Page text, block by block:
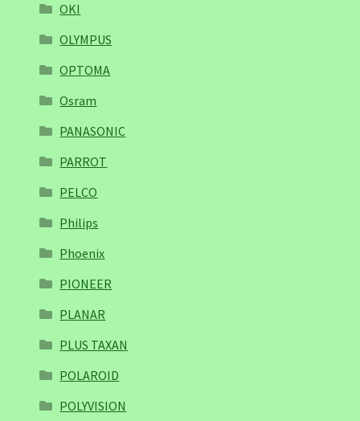
OKI
OLYMPUS
OPTOMA
Osram
PANASONIC
PARROT
PELCO
Philips
Phoenix
PIONEER
PLANAR
PLUS TAXAN
POLAROID
POLYVISION